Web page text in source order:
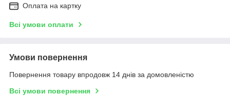
Оплата на картку
Всі умови оплати
Умови повернення
Повернення товару впродовж 14 днів за домовленістю
Всі умови повернення